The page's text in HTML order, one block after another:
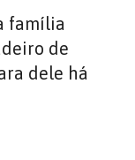
família
de
dele há